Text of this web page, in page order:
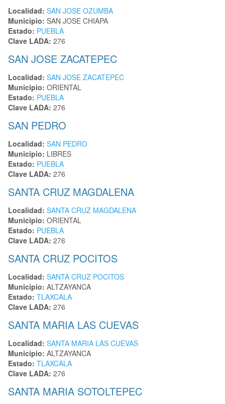
Localidad: SAN JOSE OZUMBA
Municipio: SAN JOSE CHIAPA
Estado: PUEBLA
Clave LADA: 276
SAN JOSE ZACATEPEC
Localidad: SAN JOSE ZACATEPEC
Municipio: ORIENTAL
Estado: PUEBLA
Clave LADA: 276
SAN PEDRO
Localidad: SAN PEDRO
Municipio: LIBRES
Estado: PUEBLA
Clave LADA: 276
SANTA CRUZ MAGDALENA
Localidad: SANTA CRUZ MAGDALENA
Municipio: ORIENTAL
Estado: PUEBLA
Clave LADA: 276
SANTA CRUZ POCITOS
Localidad: SANTA CRUZ POCITOS
Municipio: ALTZAYANCA
Estado: TLAXCALA
Clave LADA: 276
SANTA MARIA LAS CUEVAS
Localidad: SANTA MARIA LAS CUEVAS
Municipio: ALTZAYANCA
Estado: TLAXCALA
Clave LADA: 276
SANTA MARIA SOTOLTEPEC